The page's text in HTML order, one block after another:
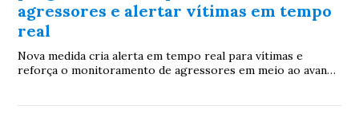
agressores e alertar vítimas em tempo
real
Nova medida cria alerta em tempo real para vítimas e
reforça o monitoramento de agressores em meio ao avanço